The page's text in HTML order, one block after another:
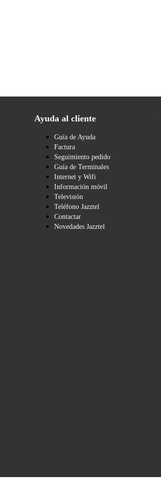
Ayuda al cliente
Guía de Ayuda
Factura
Seguimiento pedido
Guía de Terminales
Internet y Wifi
Información móvil
Televisión
Teléfono Jazztel
Contactar
Novedades Jazztel